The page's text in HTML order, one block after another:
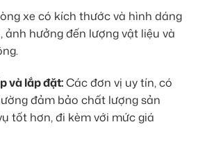
xe có kích thước và hình dáng
ảnh hưởng đến lượng vật liệu và
và lắp đặt:Các đơn vị uy tín, có
đảm bảo chất lượng sản
tốt hơn, đi kèm với mức giá